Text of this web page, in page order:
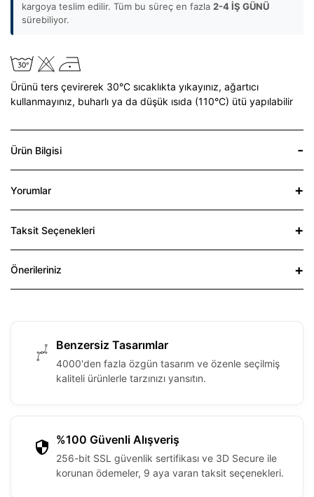
kargoya teslim edilir. Tüm bu süreç en fazla 2-4 İŞ GÜNÜ
sürebiliyor.
Ürünü ters çevirerek 30°C sıcaklıkta yıkayınız, ağartıcı
kullanmayınız, buharlı ya da düşük ısıda (110°C) ütü yapılabilir
Ürün Bilgisi
Yorumlar
Taksit Seçenekleri
Önerileriniz
Benzersiz Tasarımlar
4000'den fazla özgün tasarım ve özenle seçilmiş
kaliteli ürünlerle tarzınızı yansıtın.
%100 Güvenli Alışveriş
256-bit SSL güvenlik sertifikası ve 3D Secure ile
korunan ödemeler, 9 aya varan taksit seçenekleri.